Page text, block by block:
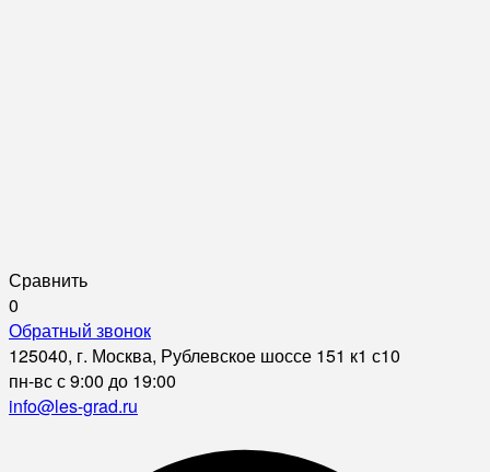
Сравнить
0
Обратный звонок
125040, г. Москва, Рублевское шоссе 151 к1 с10
пн-вс с 9:00 до 19:00
info@les-grad.ru